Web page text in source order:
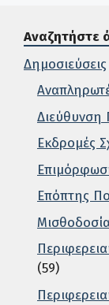
Αναζητήστε
Δημοσιεύσεις
Διεύθυνση
Εκδρομές
Επόπτης
(59)